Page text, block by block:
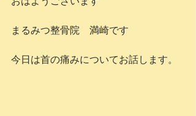
まるみつ整骨院　満崎です
今日は首の痛みについてお話します。